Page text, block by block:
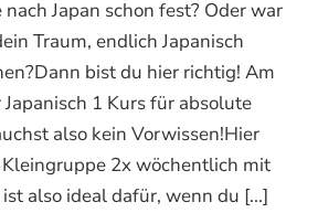
nach Japan schon fest? Oder war
Traum, endlich Japanisch
bist du hier richtig! Am
1 Kurs für absolute
also kein Vorwissen!Hier
2x wöchentlich mit
also ideal dafür, wenn du [...]